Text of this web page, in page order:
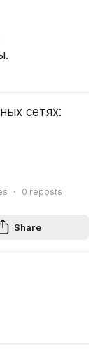
сетях:
0 reposts
Share